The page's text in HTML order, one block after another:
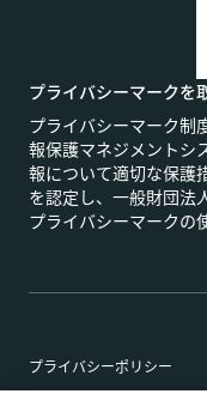
プライバシーマークを
プライバシーマーク制
報保護マネジメントシ
報について適切な保護
を認定し、一般財団法
プライバシーマークの
プライバシーポリシー